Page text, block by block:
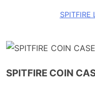
SPITFIRE
SPITFIRE COIN